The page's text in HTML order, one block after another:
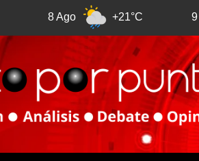
+21°C 9 Ago